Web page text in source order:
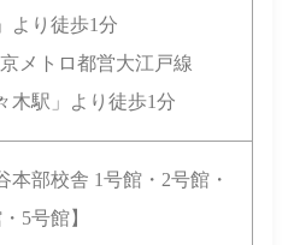
より徒歩1分
メトロ都営大江戸線
木駅」より徒歩1分
本部校舎 1号館・2号館・
5号館】